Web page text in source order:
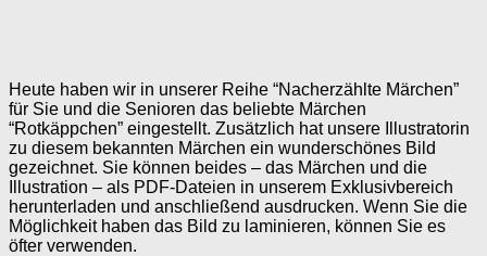
Heute haben wir in unserer Reihe “Nacherzählte Märchen”
für Sie und die Senioren das beliebte Märchen
“Rotkäppchen” eingestellt. Zusätzlich hat unsere Illustratorin
zu diesem bekannten Märchen ein wunderschönes Bild
gezeichnet. Sie können beides – das Märchen und die
Illustration – als PDF-Dateien in unserem Exklusivbereich
herunterladen und anschließend ausdrucken. Wenn Sie die
Möglichkeit haben das Bild zu laminieren, können Sie es
öfter verwenden.